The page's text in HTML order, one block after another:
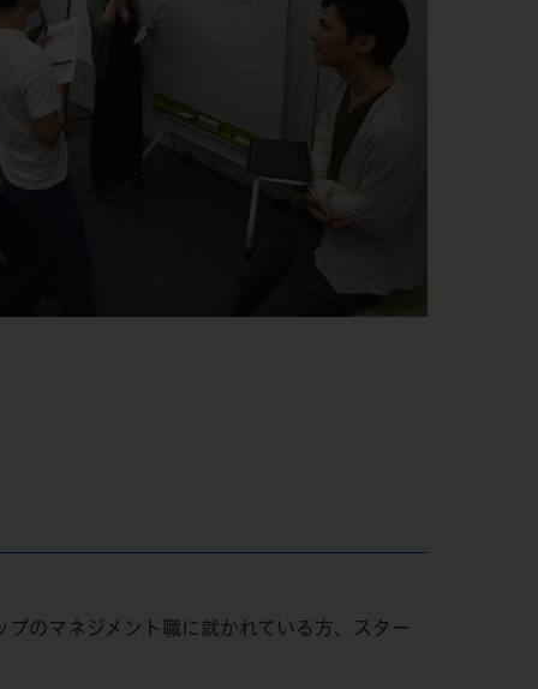
のマネジメント職に就かれている方、スター